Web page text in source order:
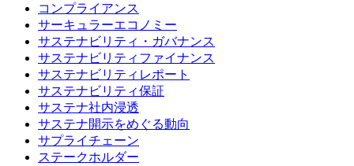
コンプライアンス
サーキュラーエコノミー
サステナビリティ・ガバナンス
サステナビリティファイナンス
サステナビリティレポート
サステナビリティ保証
サステナ社内浸透
サステナ開示をめぐる動向
サプライチェーン
ステークホルダー